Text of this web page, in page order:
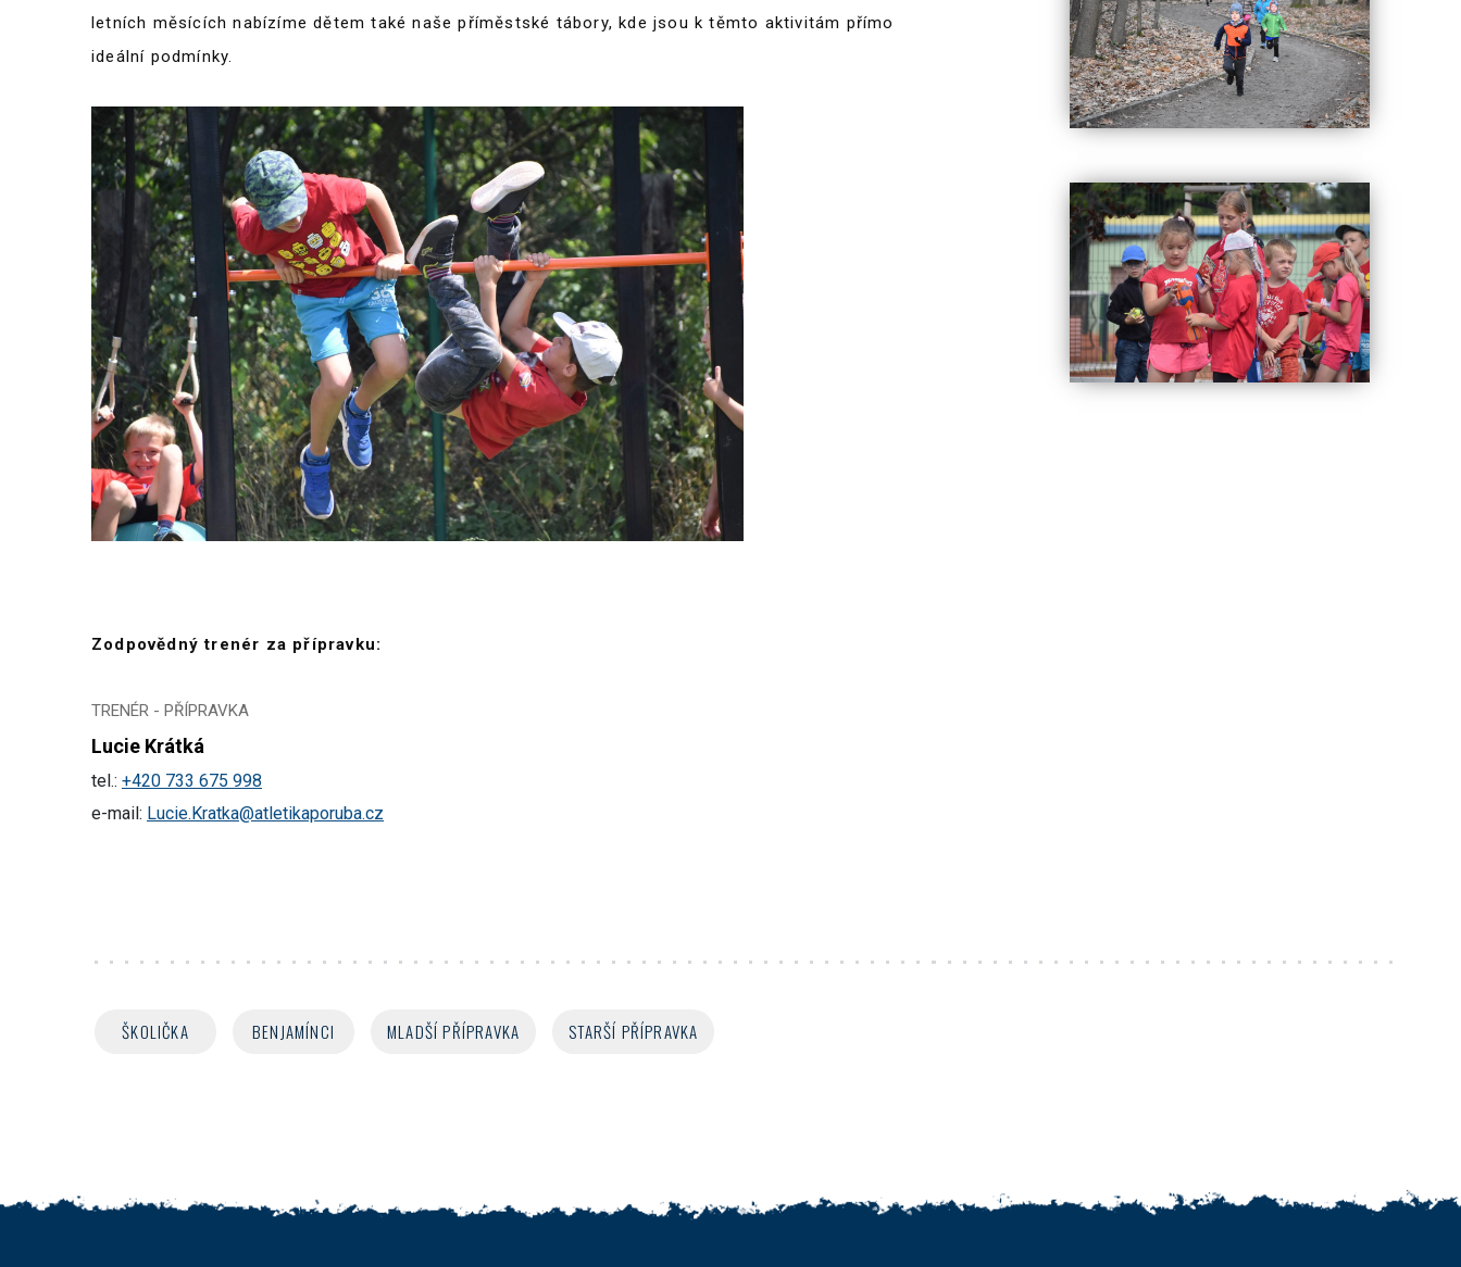
letních měsících nabízíme dětem také naše příměstské tábory, kde jsou k těmto aktivitám přímo
ideální podmínky.
Zodpovědný trenér za přípravku:
TRENÉR - PŘÍPRAVKA
Lucie Krátká
tel.: +420 733 675 998
e-mail: Lucie.Kratka@atletikaporuba.cz
ŠKOLIČKA BENJAMÍNCI MLADŠÍ PŘÍPRAVKA STARŠÍ PŘÍPRAVKA